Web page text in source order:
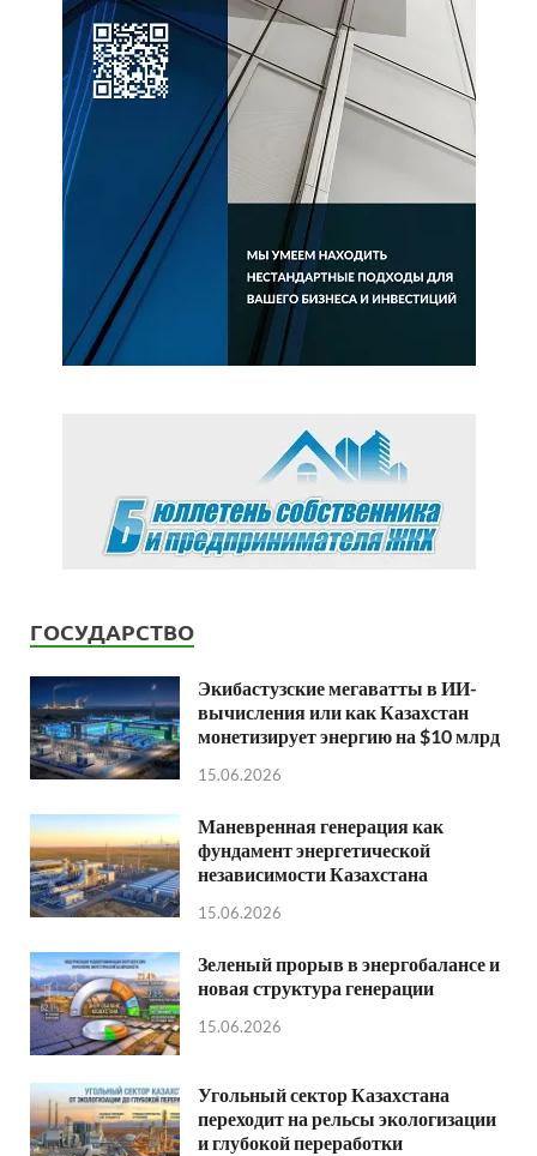
ГОСУДАРСТВО
Экибастузские мегаватты в ИИ-
вычисления или как Казахстан
монетизирует энергию на $10 млрд
15.06.2026
Маневренная генерация как
фундамент энергетической
независимости Казахстана
15.06.2026
Зеленый прорыв в энергобалансе и
новая структура генерации
15.06.2026
Угольный сектор Казахстана
переходит на рельсы экологизации
и глубокой переработки